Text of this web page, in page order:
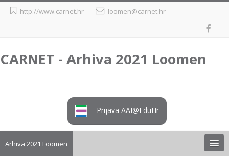
Preskoči
http://www.carnet.hr loomen@carnet.hr
CARNET - Arhiva 2021 Loomen
Prijava AAI@EduHr
Arhiva 2021 Loomen